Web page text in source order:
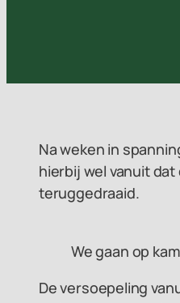
inhoud
Na weken in
hierbij wel vanuit
teruggedraaid.
We gaan op
De versoepeling